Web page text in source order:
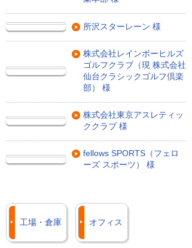
所沢スターレーン 様
株式会社レインボーヒルズ
ゴルフクラブ（現 株式会社
仙台クラシックゴルフ倶楽
部） 様
株式会社東京アスレティッ
ククラブ 様
fellows SPORTS（フェロ
ーズ スポーツ） 様
工場・倉庫 オフィス